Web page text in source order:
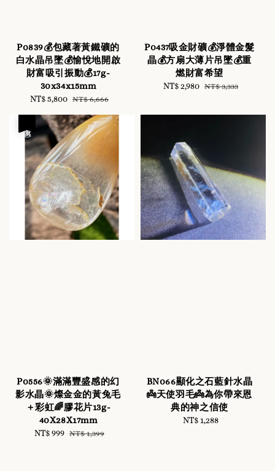
P0839💰包藏著黃鐵礦的
白水晶吊墜💰愉悅地開啟
財富吸引振動💰17g-
30x34x15mm
Sale
NT$ 5,800 Regular
NT$ 6,666
P0437吸金財礦💰淨體金髮
晶💰方扇大薄片吊墜💰重
燃財富希望
Sale
NT$ 2,980 Regular
NT$ 3,333
P0556🌞滿滿豐盛感的幻
影水晶🌞燦金金的黃兔毛
＋彩虹🌈膠花片13g-
40X28X17mm
Sale
NT$ 999 Regular
NT$ 1,399
BN066顯化之石藍針水晶
👼天使羽毛👼為你帶來恩
典的神之信使
Regular
NT$ 1,288